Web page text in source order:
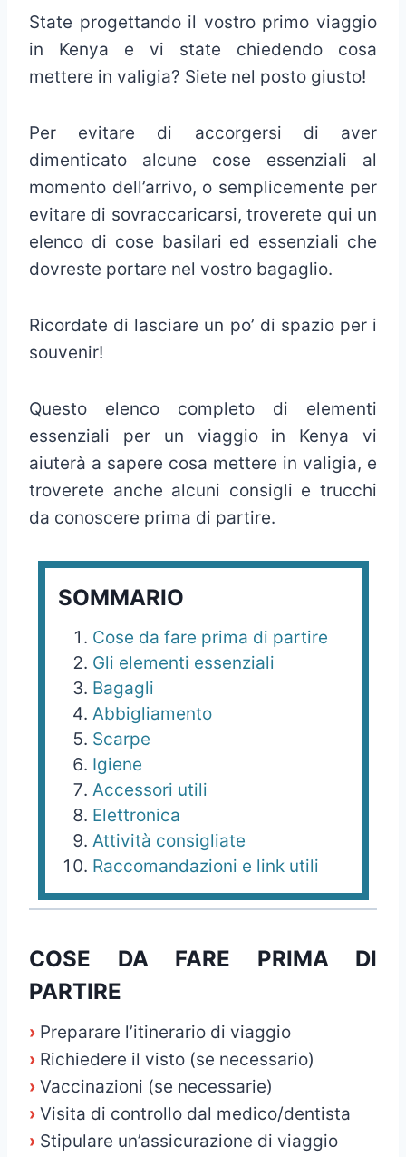
State progettando il vostro primo viaggio
in Kenya e vi state chiedendo cosa
mettere in valigia? Siete nel posto giusto!
Per evitare di accorgersi di aver
dimenticato alcune cose essenziali al
momento dell’arrivo, o semplicemente per
evitare di sovraccaricarsi, troverete qui un
elenco di cose basilari ed essenziali che
dovreste portare nel vostro bagaglio.
Ricordate di lasciare un po’ di spazio per i
souvenir!
Questo elenco completo di elementi
essenziali per un viaggio in Kenya vi
aiuterà a sapere cosa mettere in valigia, e
troverete anche alcuni consigli e trucchi
da conoscere prima di partire.
SOMMARIO
Cose da fare prima di partire
Gli elementi essenziali
Bagagli
Abbigliamento
Scarpe
Igiene
Accessori utili
Elettronica
Attività consigliate
Raccomandazioni e link utili
COSE DA FARE PRIMA DI
PARTIRE
› Preparare l’itinerario di viaggio
› Richiedere il visto (se necessario)
› Vaccinazioni (se necessarie)
› Visita di controllo dal medico/dentista
› Stipulare un’assicurazione di viaggio